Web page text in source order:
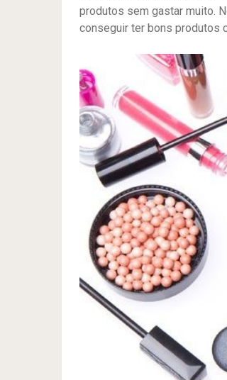
produtos sem gastar muito.
conseguir ter bons produtos